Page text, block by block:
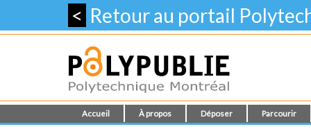
< Retour au portail
Accueil À propos Déposer Parcourir